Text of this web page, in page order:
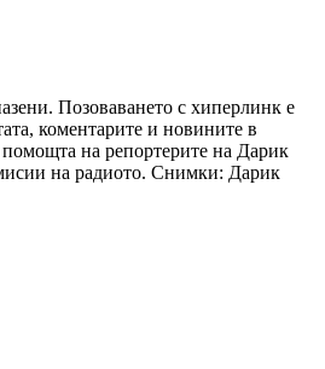
Позоваването с хиперлинк е
коментарите и новините в
на репортерите на Дарик
на радиото. Снимки: Дарик